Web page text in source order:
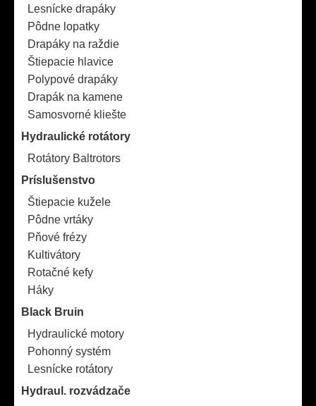
Lesnícke drapáky
Pôdne lopatky
Drapáky na raždie
Štiepacie hlavice
Polypové drapáky
Drapák na kamene
Samosvorné kliešte
Hydraulické rotátory
Rotátory Baltrotors
Príslušenstvo
Štiepacie kužele
Pôdne vrtáky
Pňové frézy
Kultivátory
Rotačné kefy
Háky
Black Bruin
Hydraulické motory
Pohonný systém
Lesnícke rotátory
Hydraul. rozvádzače